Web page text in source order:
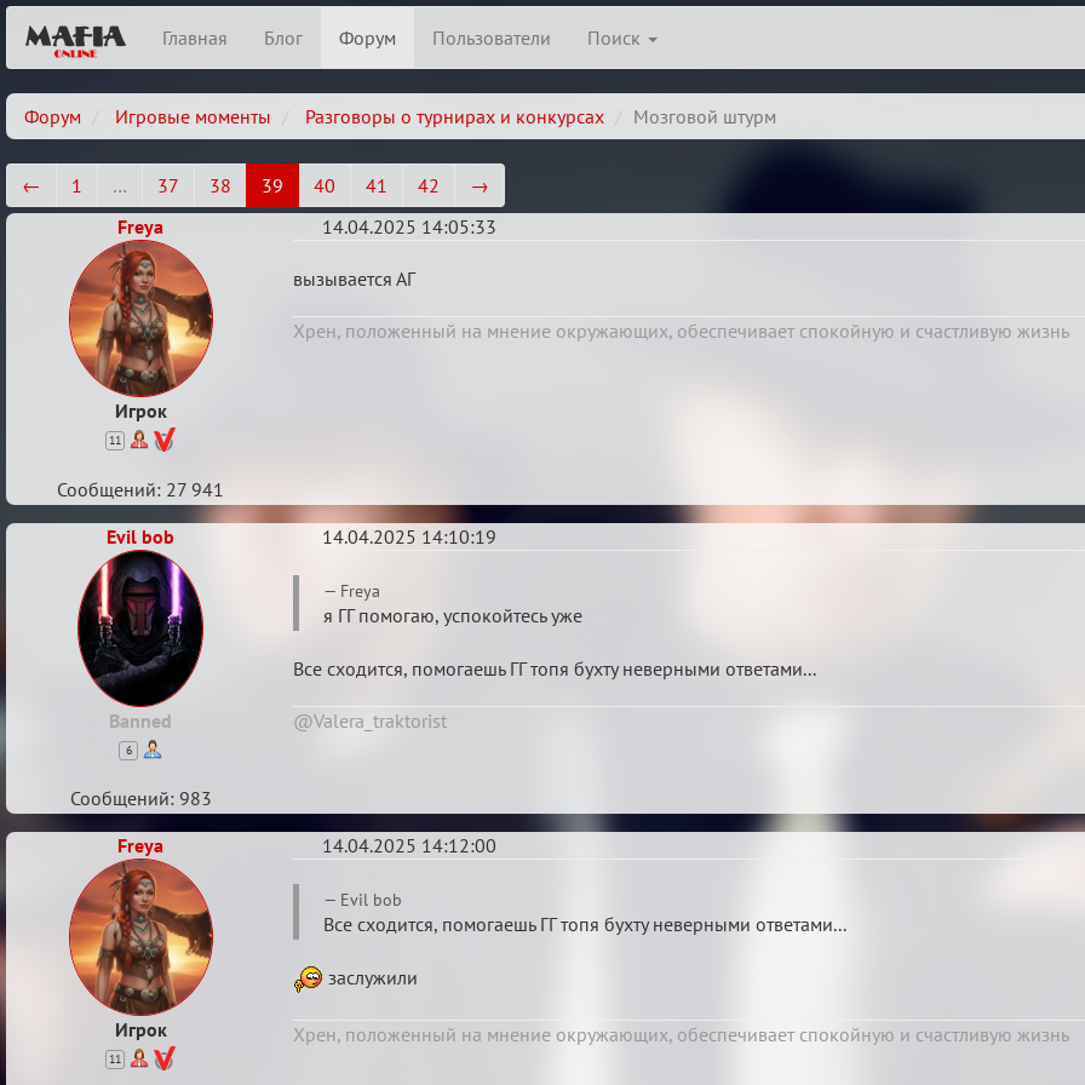
Главная Блог Форум Пользователи Поиск
Форум Игровые моменты Разговоры о турнирах и конкурсах Мозговой штурм
← 1 … 37 38 39 40 41 42
→
Freya
Игрок
11
14.04.2025 14:05:33
Re:
Мозговой
штурм
вызывается АГ
Хрен, положенный на мнение окружающих, обеспечивает спокойную и счастливую жизнь
Сообщений: 27 941
Evil bob
Banned
6
14.04.2025 14:10:19
Re:
Мозговой
Freya
я ГГ помогаю, успокойтесь уже
Все сходится, помогаешь ГГ топя бухту неверными ответами...
@Valera_traktorist
Сообщений: 983
Freya
Игрок
11
14.04.2025 14:12:00
Re:
Мозговой
штурм
Evil bob
Все сходится, помогаешь ГГ топя бухту неверными ответами...
заслужили
Хрен, положенный на мнение окружающих, обеспечивает спокойную и счастливую жизнь